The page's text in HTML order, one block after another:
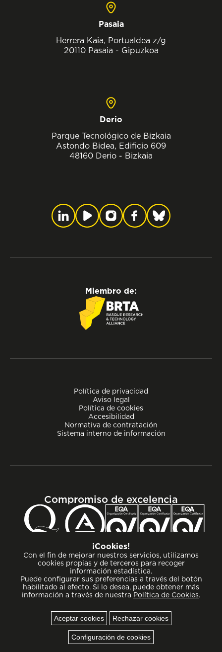
Pasaia
Herrera Kaia, Portualdea z/g
20110 Pasaia - Gipuzkoa
Derio
Parque Tecnológico de Bizkaia
Astondo Bidea, Edificio 609
48160 Derio - Bizkaia
Política de privacidad
Aviso legal
Política de cookies
Accesibilidad
Normativa de contratación
Sistema interno de información
Miembro de:
Compromiso de excelencia
¡Cookies!
Con el fin de mejorar nuestros servicios, utilizamos
cookies propias y de terceros para recoger
información estadística.
Puede configurar sus preferencias a través del botón
habilitado al efecto. Si lo desea, puede obtener más
información a través de nuestra Política de Cookies.
Aceptar cookies Rechazar cookies
Configuración de cookies